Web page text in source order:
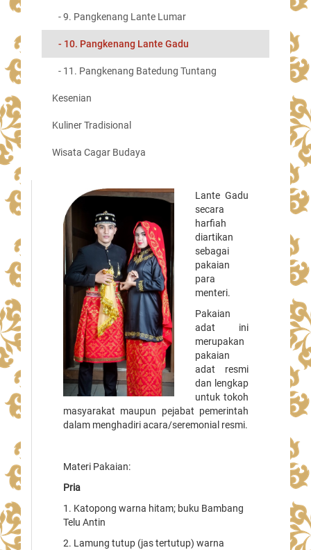
- 9. Pangkenang Lante Lumar
- 10. Pangkenang Lante Gadu
- 11. Pangkenang Batedung Tuntang
Kesenian
Kuliner Tradisional
Wisata Cagar Budaya
Lante Gadu
secara
harfiah
diartikan
sebagai
pakaian
para
menteri.
Pakaian
adat ini
merupakan
pakaian
adat resmi
dan lengkap
untuk tokoh
masyarakat maupun pejabat pemerintah
dalam menghadiri acara/seremonial resmi.
Materi Pakaian:
Pria
1. Katopong warna hitam; buku Bambang
Telu Antin
2. Lamung tutup (jas tertutup) warna